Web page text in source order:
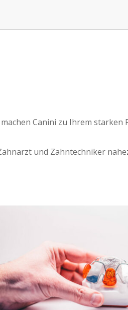
Canini zu Ihrem starken
und Zahntechniker